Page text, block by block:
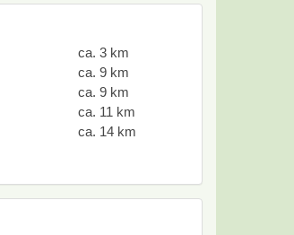
ca. 3 km
ca. 9 km
ca. 9 km
ca. 11 km
ca. 14 km